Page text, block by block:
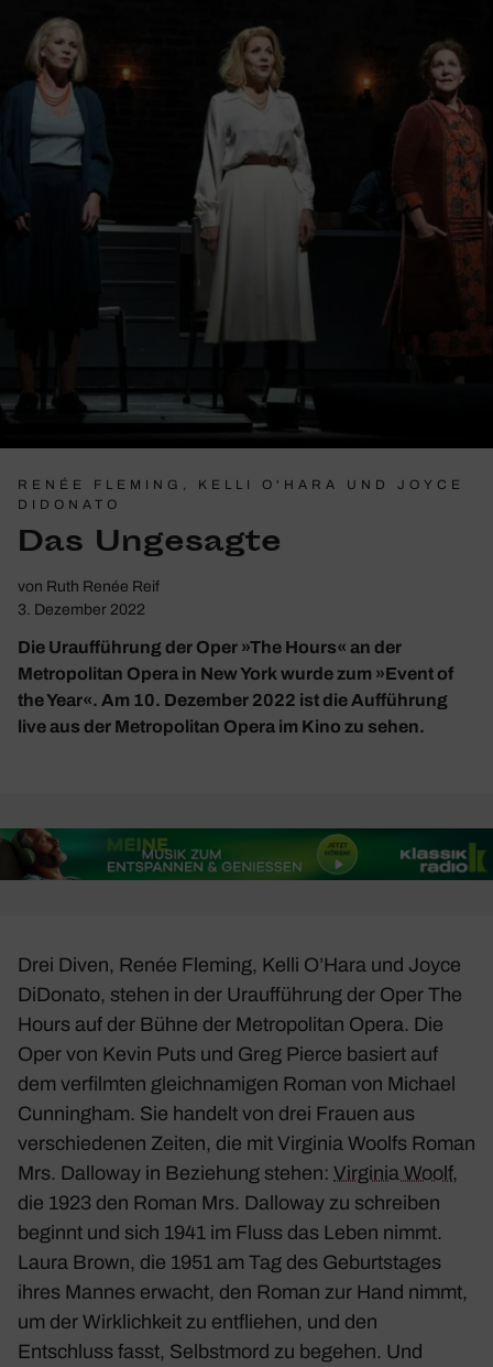
RENÉE FLEMING, KELLI O'HARA UND JOYCE
DIDONATO
Das Unge­sagte
von Ruth Renée Reif
3. Dezember 2022
Die Uraufführung der Oper »The Hours« an der
Metropolitan Opera in New York wurde zum »Event of
the Year«. Am 10. Dezember 2022 ist die Aufführung
live aus der Metropolitan Opera im Kino zu sehen.
Drei Diven, Renée Fleming, Kelli O’Hara und Joyce
DiDo­nato, stehen in der Urauf­füh­rung der Oper The
Hours auf der Bühne der Metro­po­litan Opera. Die
Oper von Kevin Puts und Greg Pierce basiert auf
dem verfilmten gleich­na­migen Roman von Michael
Cunningham. Sie handelt von drei Frauen aus
verschie­denen Zeiten, die mit Virginia Woolfs Roman
Mrs. Dalloway in Bezie­hung stehen: Virginia Woolf,
die 1923 den Roman Mrs. Dalloway zu schreiben
beginnt und sich 1941 im Fluss das Leben nimmt.
Laura Brown, die 1951 am Tag des Geburts­tages
ihres Mannes erwacht, den Roman zur Hand nimmt,
um der Wirk­lich­keit zu entfliehen, und den
Entschluss fasst, Selbst­mord zu begehen. Und